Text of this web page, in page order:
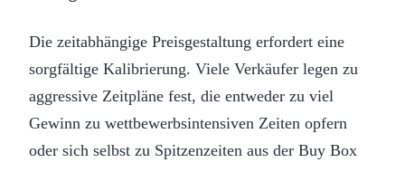
Die zeitabhängige Preisgestaltung erfordert eine
sorgfältige Kalibrierung. Viele Verkäufer legen zu
aggressive Zeitpläne fest, die entweder zu viel
Gewinn zu wettbewerbsintensiven Zeiten opfern
oder sich selbst zu Spitzenzeiten aus der Buy Box